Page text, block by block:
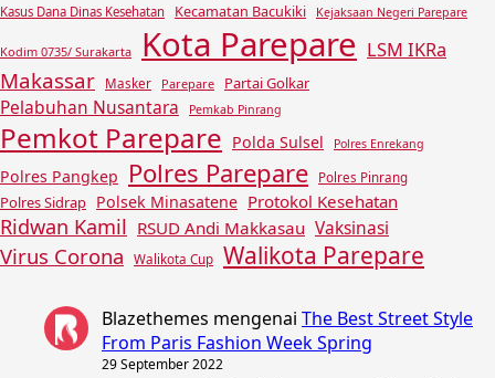
Kasus Dana Dinas Kesehatan
Kecamatan Bacukiki Kejaksaan Negeri Parepare
Kodim 0735/ Surakarta Kota Parepare LSM IKRa
Makassar Masker Parepare Partai Golkar
Pelabuhan Nusantara Pemkab Pinrang
Pemkot Parepare Polda Sulsel Polres Enrekang
Polres Pangkep Polres Parepare Polres Pinrang
Polres Sidrap Polsek Minasatene Protokol Kesehatan
Ridwan Kamil RSUD Andi Makkasau Vaksinasi
Virus Corona Walikota Cup Walikota Parepare
Blazethemes mengenai The Best Street Style
From Paris Fashion Week Spring
29 September 2022